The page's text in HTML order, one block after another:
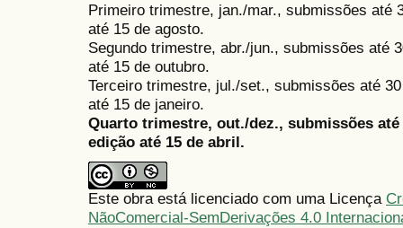
Primeiro trimestre, jan./mar., submissões até
até 15 de agosto.
Segundo trimestre, abr./jun., submissões até
até 15 de outubro.
Terceiro trimestre, jul./set., submissões até
até 15 de janeiro.
Quarto trimestre, out./dez., submissões
edição até 15 de abril.
Este obra está licenciado com uma Licença
NãoComercial-SemDerivações 4.0